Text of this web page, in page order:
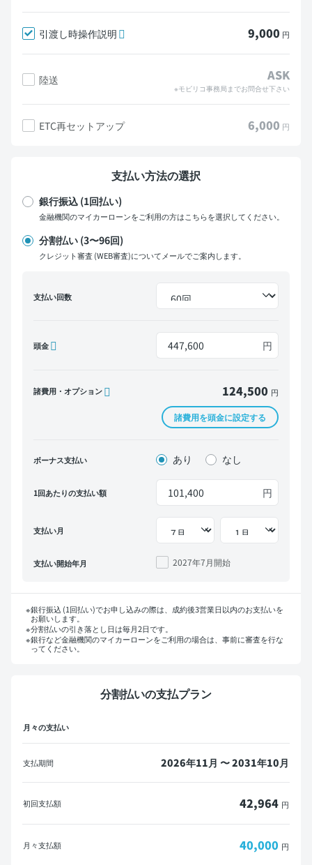
引渡し時操作説明 9,000 円
陸送 ASK
※モビリコ事務局までお問合せ下さい
ETC再セットアップ 6,000 円
支払い方法の選択
銀行振込 (1回払い)
金融機関のマイカーローンをご利用の方はこちらを選択してください。
分割払い (3〜96回)
クレジット審査 (WEB審査)についてメールでご案内します。
支払い回数
頭金 円
諸費用・オプション 124,500 円
諸費用を頭金に設定する
ボーナス支払い あり なし
1回あたりの支払い額 円
支払い月
支払い開始年月 2027年7月開始
銀行振込 (1回払い)でお申し込みの際は、成約後3営業日以内のお支払いを
お願いします。
分割払いの引き落とし日は毎月2日です。
銀行など金融機関のマイカーローンをご利用の場合は、事前に審査を行な
ってください。
マイカーローンをご利用の方へ
※一部の金融機関ではローンが組めない場合がございます。
PDFダウンロード
分割払いの支払プラン
月々の支払い
支払期間 2026年11月 〜 2031年10月
初回支払額 42,964 円
月々支払額 40,000 円